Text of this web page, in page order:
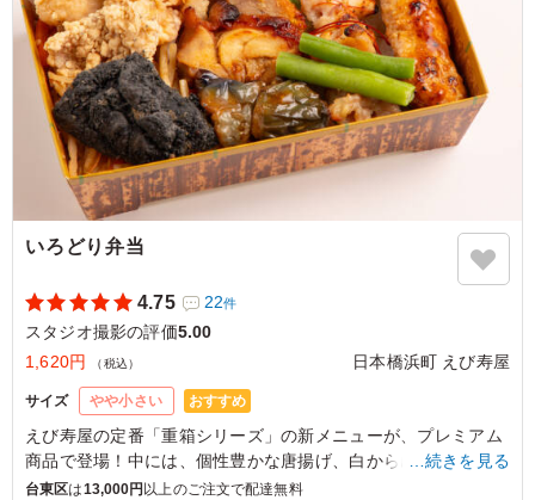
ご利用シーン：ロケ・撮影›スタジオ撮影
東京都品川区上大崎2026/03/13
いろどり弁当
4.75 22件
スタジオ撮影の評価5.00
1,620円
（税込） 日本橋浜町 えび寿屋
サイズ やや小さい おすすめ
えび寿屋の定番「重箱シリーズ」の新メニューが、プレミアム
商品で登場！中には、個性豊かな唐揚げ、白から(塩)、黒から
(バジル)が堂々と並び、主役級の存在感を放ちます。さらに、
…続きを見る
台東区は13,000円 以上のご注文で配達無料